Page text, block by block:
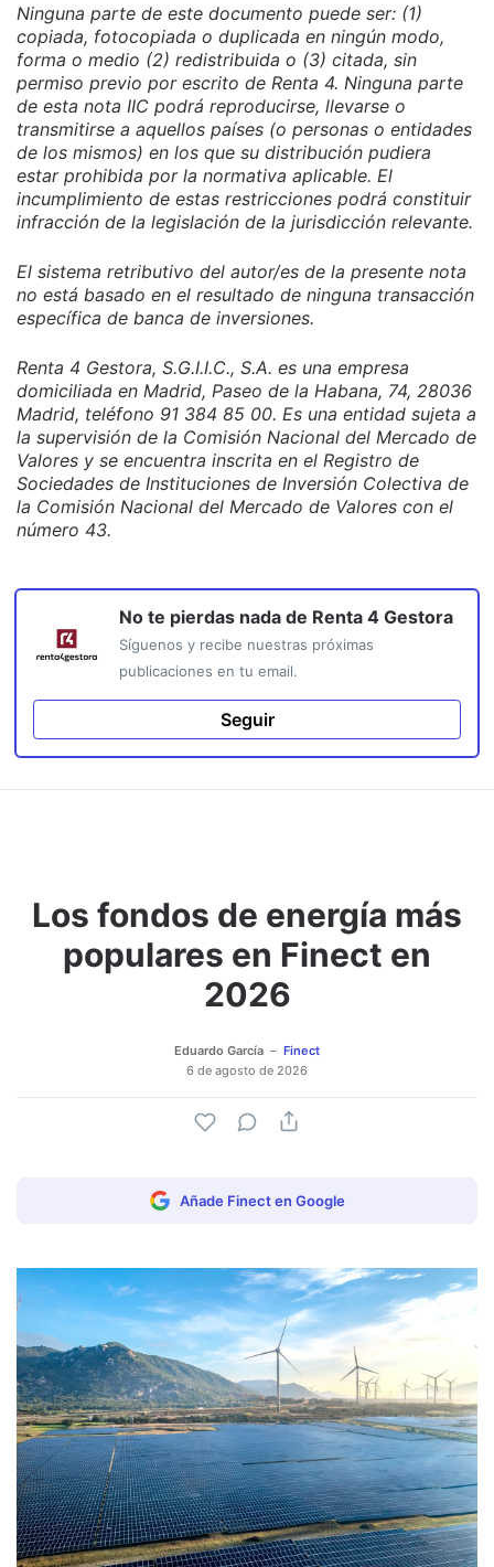
Ninguna parte de este documento puede ser: (1)
copiada, fotocopiada o duplicada en ningún modo,
forma o medio (2) redistribuida o (3) citada, sin
permiso previo por escrito de Renta 4. Ninguna parte
de esta nota IIC podrá reproducirse, llevarse o
transmitirse a aquellos países (o personas o entidades
de los mismos) en los que su distribución pudiera
estar prohibida por la normativa aplicable. El
incumplimiento de estas restricciones podrá constituir
infracción de la legislación de la jurisdicción relevante.
El sistema retributivo del autor/es de la presente nota
no está basado en el resultado de ninguna transacción
específica de banca de inversiones.
Renta 4 Gestora, S.G.I.I.C., S.A. es una empresa
domiciliada en Madrid, Paseo de la Habana, 74, 28036
Madrid, teléfono 91 384 85 00. Es una entidad sujeta a
la supervisión de la Comisión Nacional del Mercado de
Valores y se encuentra inscrita en el Registro de
Sociedades de Instituciones de Inversión Colectiva de
la Comisión Nacional del Mercado de Valores con el
número 43.
No te pierdas nada de Renta 4 Gestora
Síguenos y recibe nuestras próximas
publicaciones en tu email.
Seguir
Los fondos de energía más
populares en Finect en
2026
Eduardo García
Finect
6 de agosto de 2026
Añade Finect en Google